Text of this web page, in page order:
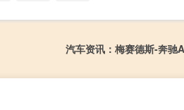
汽车资讯：梅赛德斯-奔驰